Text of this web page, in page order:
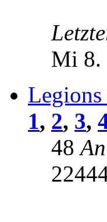
Mi 8.
1, 2, 3,
48